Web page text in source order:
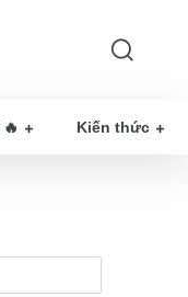
Kiến thức